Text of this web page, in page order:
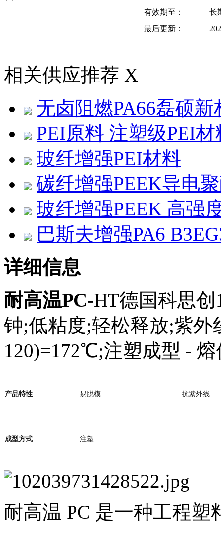
有效期至：
长
最后更新：
相关供应推荐 X
无卤阻燃PA66磊硕
PEI原料 注塑级PEI材
玻纤增强PEI材料
碳纤增强PEEK导电
玻纤增强PEEK 高强
巴斯夫增强PA6
详细信息
耐高温PC-HT德国科思创
钟;低粘度;轻松释放;紫外
120)=172℃;注塑成型 - 熔
产品特性 易脱模 抗紫外线
成型方式 注塑
耐高温 PC 是一种工程塑